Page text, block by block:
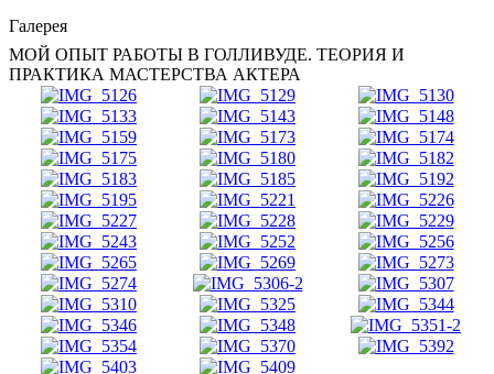
Галерея
МОЙ ОПЫТ РАБОТЫ В ГОЛЛИВУДЕ. ТЕОРИЯ И
ПРАКТИКА МАСТЕРСТВА АКТЕРА